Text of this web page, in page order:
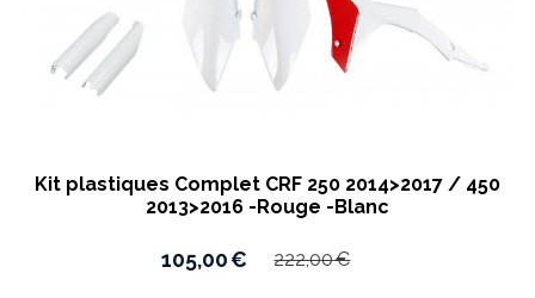
Kit plastiques Complet CRF 250 2014>2017 / 450
2013>2016 -Rouge -Blanc
105,00€ 222,00€